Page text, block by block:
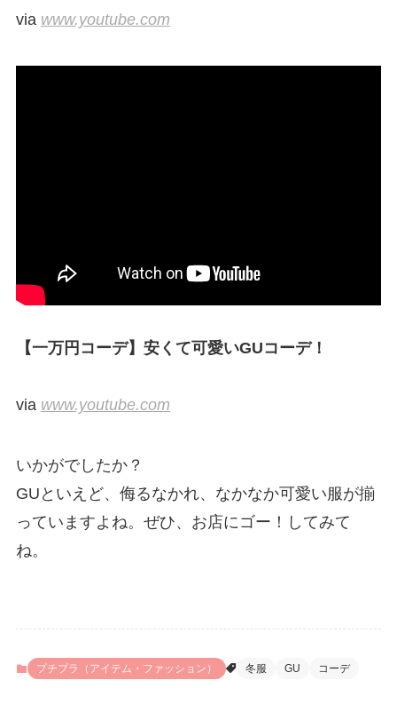
via www.youtube.com
【一万円コーデ】安くて可愛いGUコーデ！
via www.youtube.com
いかがでしたか？
GUといえど、侮るなかれ、なかなか可愛い服が揃
っていますよね。ぜひ、お店にゴー！してみて
ね。
プチプラ（アイテム・ファッション） 冬服 GU コーデ